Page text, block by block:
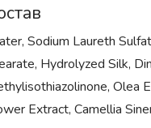
Sodium Laureth
Hydrolyzed Silk,
Olea
Extract, Camellia